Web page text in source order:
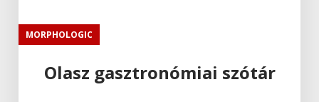
MORPHOLOGIC
Olasz gasztronómiai szótár